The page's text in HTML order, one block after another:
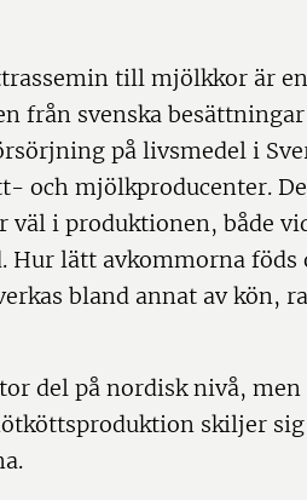
till mjölkkor är
från svenska
på livsmedel i
och mjölkproducenter.
väl i produktionen, både
lätt avkommorna föds
bland annat av kön,
del på nordisk nivå, men
skiljer